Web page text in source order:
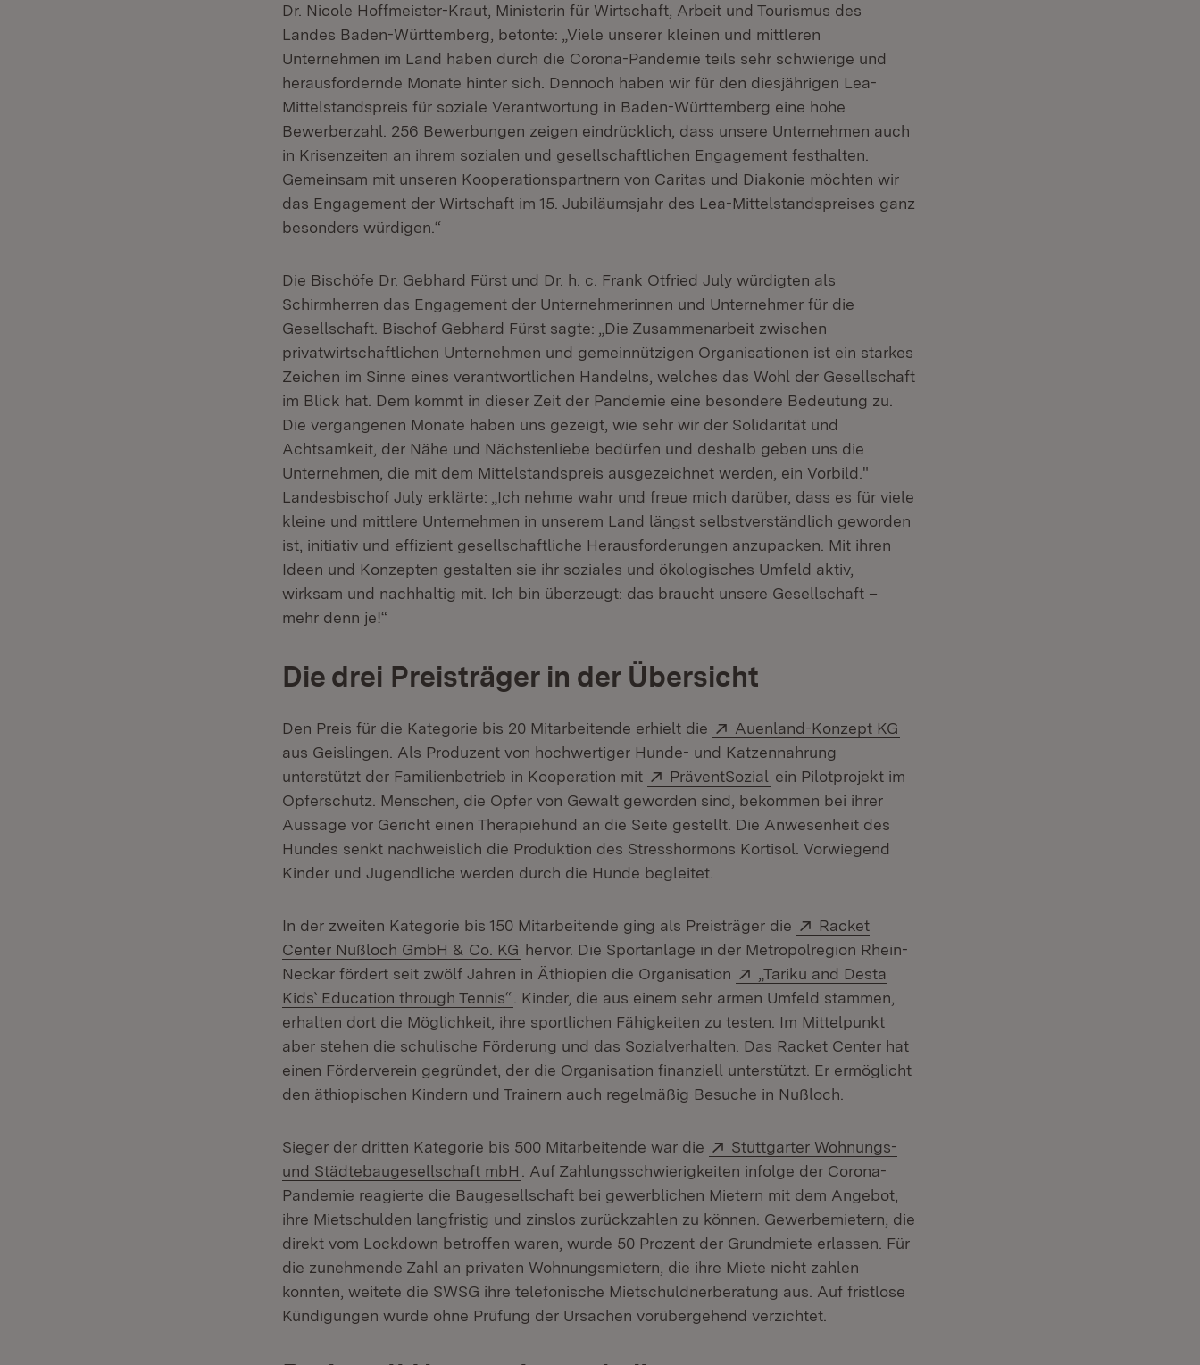
Dr. Nicole Hoffmeister-Kraut, Ministerin für Wirtschaft, Arbeit und Tourismus des
Landes Baden-Württemberg, betonte: „Viele unserer kleinen und mittleren
Unternehmen im Land haben durch die Corona-Pandemie teils sehr schwierige und
herausfordernde Monate hinter sich. Dennoch haben wir für den diesjährigen Lea-
Mittelstandspreis für soziale Verantwortung in Baden-Württemberg eine hohe
Bewerberzahl. 256 Bewerbungen zeigen eindrücklich, dass unsere Unternehmen auch
in Krisenzeiten an ihrem sozialen und gesellschaftlichen Engagement festhalten.
Gemeinsam mit unseren Kooperationspartnern von Caritas und Diakonie möchten wir
das Engagement der Wirtschaft im 15. Jubiläumsjahr des Lea-Mittelstandspreises ganz
besonders würdigen.“
Die Bischöfe Dr. Gebhard Fürst und Dr. h. c. Frank Otfried July würdigten als
Schirmherren das Engagement der Unternehmerinnen und Unternehmer für die
Gesellschaft. Bischof Gebhard Fürst sagte: „Die Zusammenarbeit zwischen
privatwirtschaftlichen Unternehmen und gemeinnützigen Organisationen ist ein starkes
Zeichen im Sinne eines verantwortlichen Handelns, welches das Wohl der Gesellschaft
im Blick hat. Dem kommt in dieser Zeit der Pandemie eine besondere Bedeutung zu.
Die vergangenen Monate haben uns gezeigt, wie sehr wir der Solidarität und
Achtsamkeit, der Nähe und Nächstenliebe bedürfen und deshalb geben uns die
Unternehmen, die mit dem Mittelstandspreis ausgezeichnet werden, ein Vorbild."
Landesbischof July erklärte: „Ich nehme wahr und freue mich darüber, dass es für viele
kleine und mittlere Unternehmen in unserem Land längst selbstverständlich geworden
ist, initiativ und effizient gesellschaftliche Herausforderungen anzupacken. Mit ihren
Ideen und Konzepten gestalten sie ihr soziales und ökologisches Umfeld aktiv,
wirksam und nachhaltig mit. Ich bin überzeugt: das braucht unsere Gesellschaft –
mehr denn je!“
Die drei Preisträger in der Übersicht
Den Preis für die Kategorie bis 20 Mitarbeitende erhielt die Extern:
Auenland-Konzept KG
aus Geislingen. Als Produzent von hochwertiger Hunde- und Katzennahrung
unterstützt der Familienbetrieb in Kooperation mit
Extern:
PräventSozial (Öffnet in neuem Fenster)
ein Pilotprojekt im
Opferschutz. Menschen, die Opfer von Gewalt geworden sind, bekommen bei ihrer
Aussage vor Gericht einen Therapiehund an die Seite gestellt. Die Anwesenheit des
Hundes senkt nachweislich die Produktion des Stresshormons Kortisol. Vorwiegend
Kinder und Jugendliche werden durch die Hunde begleitet.
In der zweiten Kategorie bis 150 Mitarbeitende ging als Preisträger die Extern:
Racket
Center Nußloch GmbH & Co. KG (Öffnet in neuem Fenster)
hervor. Die Sportanlage in der Metropolregion Rhein-
Neckar fördert seit zwölf Jahren in Äthiopien die Organisation
Extern:
„Tariku and Desta
Kids` Education through Tennis“ (Öffnet in neuem Fenster)
. Kinder, die aus einem sehr armen Umfeld stammen,
erhalten dort die Möglichkeit, ihre sportlichen Fähigkeiten zu testen. Im Mittelpunkt
aber stehen die schulische Förderung und das Sozialverhalten. Das Racket Center hat
einen Förderverein gegründet, der die Organisation finanziell unterstützt. Er ermöglicht
den äthiopischen Kindern und Trainern auch regelmäßig Besuche in Nußloch.
Sieger der dritten Kategorie bis 500 Mitarbeitende war die Extern:
Stuttgarter Wohnungs-
und Städtebaugesellschaft mbH (Öffnet in neuem Fenster)
. Auf Zahlungsschwierigkeiten infolge der Corona-
Pandemie reagierte die Baugesellschaft bei gewerblichen Mietern mit dem Angebot,
ihre Mietschulden langfristig und zinslos zurückzahlen zu können. Gewerbemietern, die
direkt vom Lockdown betroffen waren, wurde 50 Prozent der Grundmiete erlassen. Für
die zunehmende Zahl an privaten Wohnungsmietern, die ihre Miete nicht zahlen
konnten, weitete die SWSG ihre telefonische Mietschuldnerberatung aus. Auf fristlose
Kündigungen wurde ohne Prüfung der Ursachen vorübergehend verzichtet.